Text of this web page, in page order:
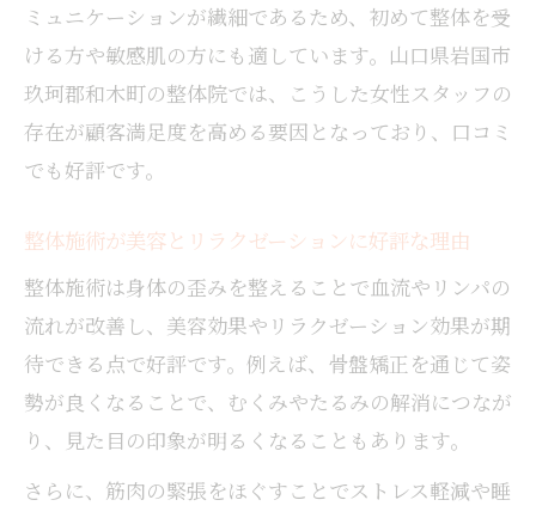
ミュニケーションが繊細であるため、初めて整体を受
ける方や敏感肌の方にも適しています。山口県岩国市
玖珂郡和木町の整体院では、こうした女性スタッフの
存在が顧客満足度を高める要因となっており、口コミ
でも好評です。
整体施術が美容とリラクゼーションに好評な理由
整体施術は身体の歪みを整えることで血流やリンパの
流れが改善し、美容効果やリラクゼーション効果が期
待できる点で好評です。例えば、骨盤矯正を通じて姿
勢が良くなることで、むくみやたるみの解消につなが
り、見た目の印象が明るくなることもあります。
さらに、筋肉の緊張をほぐすことでストレス軽減や睡